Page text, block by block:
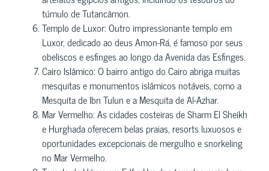
túmulo de Tutancâmon.
Templo de Luxor: Outro impressionante templo em
Luxor, dedicado ao deus Amon-Rá, é famoso por seus
obeliscos e esfinges ao longo da Avenida das Esfinges.
Cairo Islâmico: O bairro antigo do Cairo abriga muitas
mesquitas e monumentos islâmicos notáveis, como a
Mesquita de Ibn Tulun e a Mesquita de Al-Azhar.
Mar Vermelho: As cidades costeiras de Sharm El Sheikh
e Hurghada oferecem belas praias, resorts luxuosos e
oportunidades excepcionais de mergulho e snorkeling
no Mar Vermelho.